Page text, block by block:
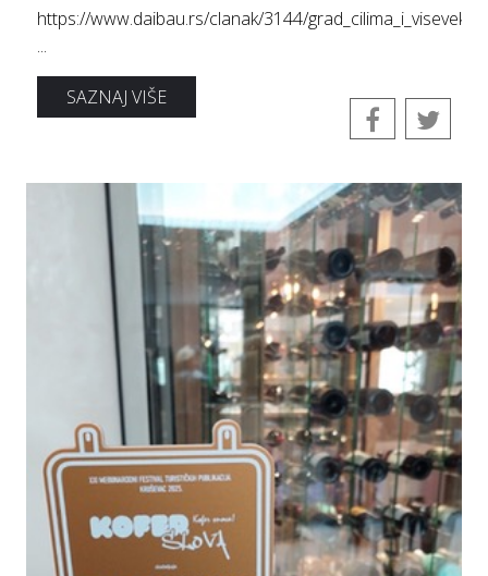
https://www.daibau.rs/clanak/3144/
...
SAZNAJ VIŠE